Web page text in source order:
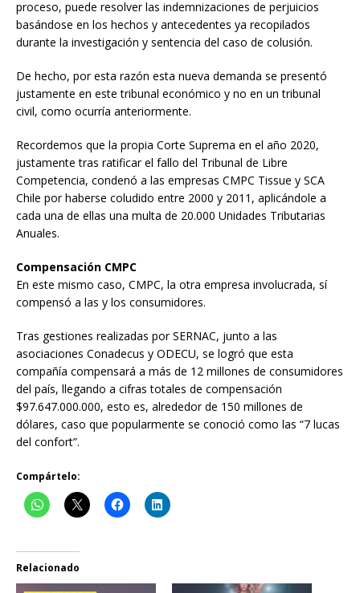
proceso, puede resolver las indemnizaciones de perjuicios
basándose en los hechos y antecedentes ya recopilados
durante la investigación y sentencia del caso de colusión.
De hecho, por esta razón esta nueva demanda se presentó
justamente en este tribunal económico y no en un tribunal
civil, como ocurría anteriormente.
Recordemos que la propia Corte Suprema en el año 2020,
justamente tras ratificar el fallo del Tribunal de Libre
Competencia, condenó a las empresas CMPC Tissue y SCA
Chile por haberse coludido entre 2000 y 2011, aplicándole a
cada una de ellas una multa de 20.000 Unidades Tributarias
Anuales.
Compensación CMPC
En este mismo caso, CMPC, la otra empresa involucrada, sí
compensó a las y los consumidores.
Tras gestiones realizadas por SERNAC, junto a las
asociaciones Conadecus y ODECU, se logró que esta
compañía compensará a más de 12 millones de consumidores
del país, llegando a cifras totales de compensación
$97.647.000.000, esto es, alrededor de 150 millones de
dólares, caso que popularmente se conoció como las “7 lucas
del confort”.
Compártelo:
Relacionado